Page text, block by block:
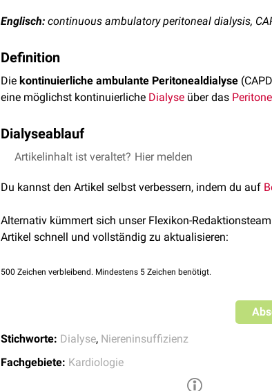
Englisch: continuous ambulatory peritoneal dialysis,
Definition
Die kontinuierliche ambulante Peritonealdialyse
eine möglichst kontinuierliche Dialyse über das
Dialyseablauf
Die CAPD findet in Eigenregie des Patienten zu Hause
Die Dialyselösung wird täglich 3-5 mal ausgewechselt
Dabei läuft das Dialysat nach Vorwärmung aus einem
und wird in denselben Beutel abgelassen.
und Beutelgrößen zur Verfügung.
unterbrochen wird.
Kontrolle
Artikelinhalt ist veraltet? Hier melden
Du kannst den Artikel selbst verbessern, indem du auf
Alternativ kümmert sich unser Flexikon-
Artikel schnell und vollständig zu aktualisieren:
500 Zeichen verbleibend. Mindestens 5 Zeichen benötigt.
Stichworte: Dialyse, Niereninsuffizienz
Fachgebiete: Kardiologie